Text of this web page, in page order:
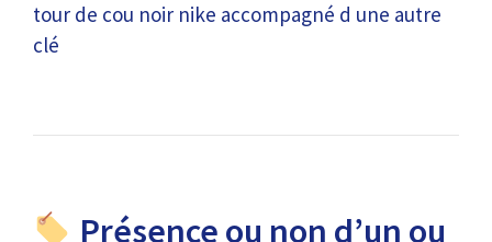
tour de cou noir nike accompagné d une autre
clé
Présence ou non d’un ou